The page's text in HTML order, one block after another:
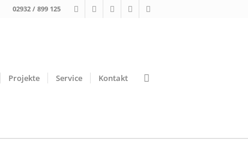
02932 / 899 125
Projekte Service Kontakt